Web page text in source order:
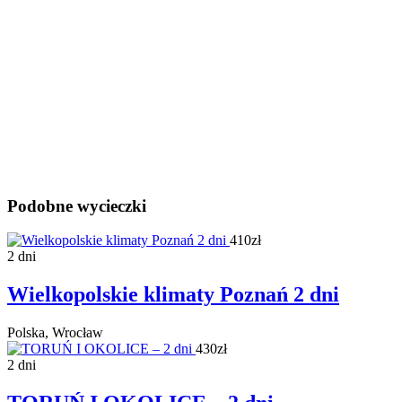
Podobne wycieczki
410zł
2 dni
Wielkopolskie klimaty Poznań 2 dni
Polska, Wrocław
430zł
2 dni